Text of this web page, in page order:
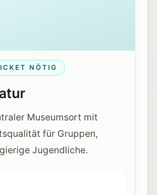
NÖTIG
Museumsort mit
für Gruppen,
Jugendliche.